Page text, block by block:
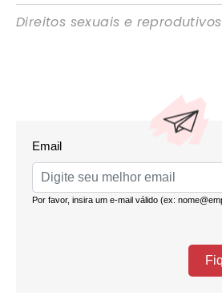
Direitos sexuais e reprodutivos